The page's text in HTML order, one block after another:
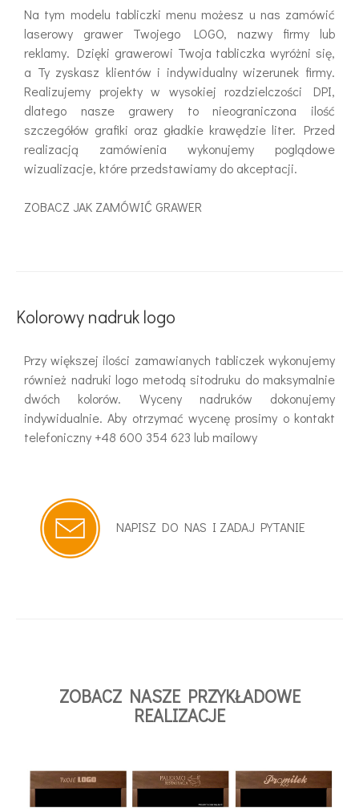
Na tym modelu tabliczki menu możesz u nas zamówić
laserowy grawer Twojego LOGO, nazwy firmy lub
reklamy. Dzięki grawerowi Twoja tabliczka wyróżni się,
a Ty zyskasz klientów i indywidualny wizerunek firmy.
Realizujemy projekty w wysokiej rozdzielczości DPI,
dlatego nasze grawery to nieograniczona ilość
szczegółów grafiki oraz gładkie krawędzie liter. Przed
realizacją zamówienia wykonujemy poglądowe
wizualizacje, które przedstawiamy do akceptacji.
ZOBACZ JAK ZAMÓWIĆ GRAWER
Kolorowy nadruk logo
Przy większej ilości zamawianych tabliczek wykonujemy
również nadruki logo metodą sitodruku do maksymalnie
dwóch kolorów. Wyceny nadruków dokonujemy
indywidualnie. Aby otrzymać wycenę prosimy o kontakt
telefoniczny +48 600 354 623 lub mailowy
NAPISZ DO NAS I ZADAJ PYTANIE
ZOBACZ NASZE PRZYKŁADOWE
REALIZACJE